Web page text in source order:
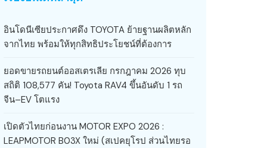
อินโดนีเซียประกาศดึง TOYOTA ย้ายฐานผลิตหลัก
จากไทย พร้อมให้ทุกสิทธิประโยชน์ที่ต้องการ
ยอดขายรถยนต์ออสเตรเลีย กรกฎาคม 2026 ทุบ
สถิติ 108,577 คัน! Toyota RAV4 ขึ้นอันดับ 1 รถ
จีน–EV โตแรง
เปิดตัวไทยก่อนงาน MOTOR EXPO 2026 :
LEAPMOTOR B03X ใหม่ (สเปคยุโรป ส่วนไทยรอ